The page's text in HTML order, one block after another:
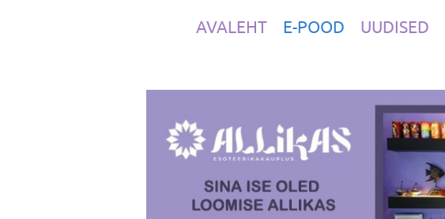
AVALEHT E-POOD UUDISED